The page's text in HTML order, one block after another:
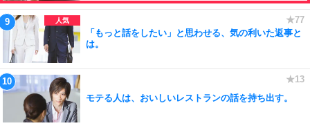
「もっと話をしたい」と思わせる、気の利いた返事と
は。
モテる人は、おいしいレストランの話を持ち出す。